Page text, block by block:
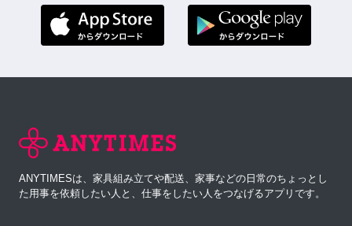
ANYTIMESは、家具組み立てや配送、家事などの日常のちょっとし
た用事を依頼したい人と、仕事をしたい人をつなげるアプリです。